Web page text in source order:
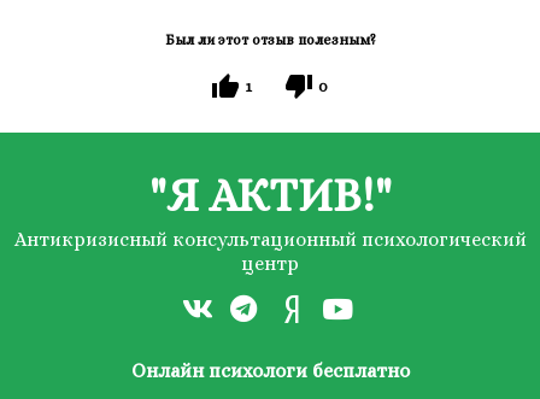
Был ли этот отзыв полезным?
1 0
"Я АКТИВ!"
Антикризисный консультационный психологический
центр
Онлайн психологи бесплатно